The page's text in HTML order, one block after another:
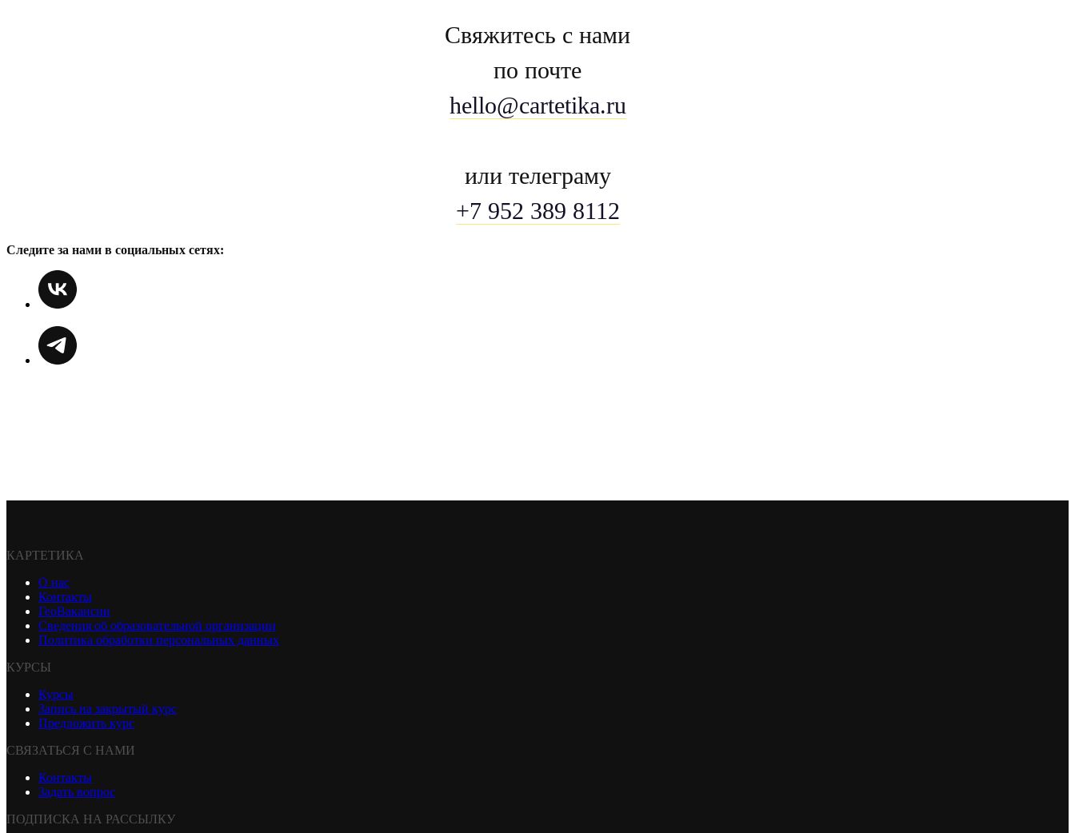
Свяжитесь с нами
по почте
hello@cartetika.ru
или телеграму
+7 952 389 8112
Следите за нами в социальных сетях:
КАРТЕТИКА
О нас
Контакты
ГеоВакансии
Сведения об образовательной организации
Политика обработки персональных данных
КУРСЫ
Курсы
Запись на закрытый курс
Предложить курс
СВЯЗАТЬСЯ С НАМИ
Контакты
Задать вопрос
ПОДПИСКА НА РАССЫЛКУ